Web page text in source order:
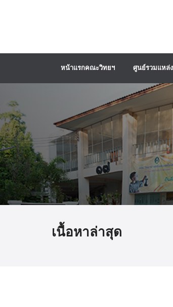
หน้าแรกคณะวิทยฯ ศูนย์รวมแหล่
เนื้อหาล่าสุด